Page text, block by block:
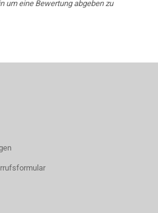
um eine Bewertung abgeben zu